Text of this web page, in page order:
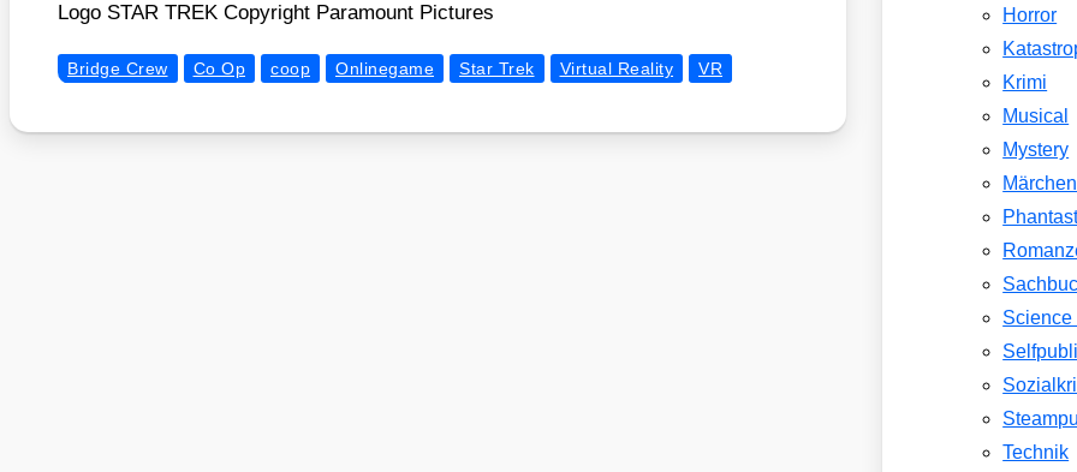
Logo STAR TREK Copy­right Para­mount Pic­tures
Bridge Crew Co Op coop Onlinegame Star Trek Virtual Reality VR
Horror
Krimi
Musical
Mystery
Märchen
Science
Technik